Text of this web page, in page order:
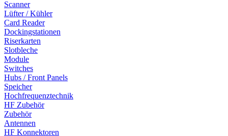
Scanner
Lüfter / Kühler
Card Reader
Dockingstationen
Riserkarten
Slotbleche
Module
Switches
Hubs / Front Panels
Speicher
Hochfrequenztechnik
HF Zubehör
Zubehör
Antennen
HF Konnektoren